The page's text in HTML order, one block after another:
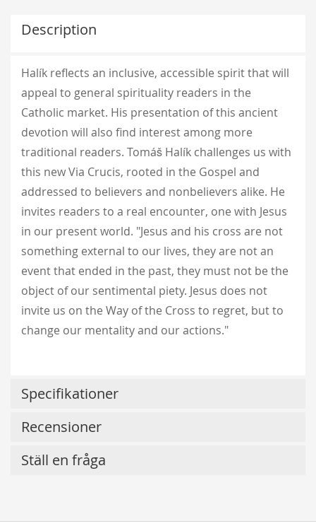
Description
Halík reflects an inclusive, accessible spirit that will
appeal to general spirituality readers in the
Catholic market. His presentation of this ancient
devotion will also find interest among more
traditional readers. Tomáš Halík challenges us with
this new Via Crucis, rooted in the Gospel and
addressed to believers and nonbelievers alike. He
invites readers to a real encounter, one with Jesus
in our present world. "Jesus and his cross are not
something external to our lives, they are not an
event that ended in the past, they must not be the
object of our sentimental piety. Jesus does not
invite us on the Way of the Cross to regret, but to
change our mentality and our actions."
Specifikationer
Recensioner
Ställ en fråga